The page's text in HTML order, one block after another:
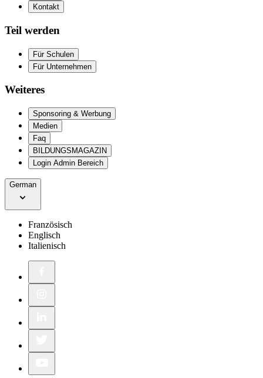
Kontakt
Teil werden
Für Schulen
Für Unternehmen
Weiteres
Sponsoring & Werbung
Medien
Faq
BILDUNGSMAGAZIN
Login Admin Bereich
German
Französisch
Englisch
Italienisch